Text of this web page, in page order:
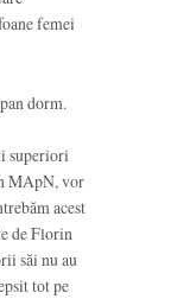
femei
dorm.
superiori
MApN, vor
acest
de Florin
săi nu au
tot pe